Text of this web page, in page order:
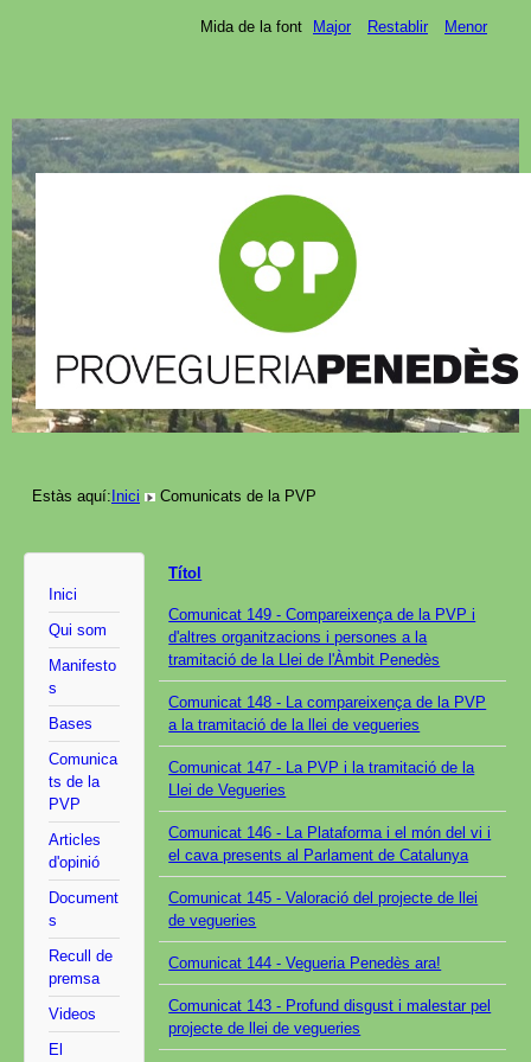
Mida de la font Major Restablir Menor
Estàs aquí:Inici Comunicats de la PVP
Inici
Qui som
Manifesto
s
Bases
Comunica
ts de la
PVP
Articles
d'opinió
Document
s
Recull de
premsa
Videos
El
Títol
Comunicat 149 - Compareixença de la PVP i
d'altres organitzacions i persones a la
tramitació de la Llei de l'Àmbit Penedès
Comunicat 148 - La compareixença de la PVP
a la tramitació de la llei de vegueries
Comunicat 147 - La PVP i la tramitació de la
Llei de Vegueries
Comunicat 146 - La Plataforma i el món del vi i
el cava presents al Parlament de Catalunya
Comunicat 145 - Valoració del projecte de llei
de vegueries
Comunicat 144 - Vegueria Penedès ara!
Comunicat 143 - Profund disgust i malestar pel
projecte de llei de vegueries